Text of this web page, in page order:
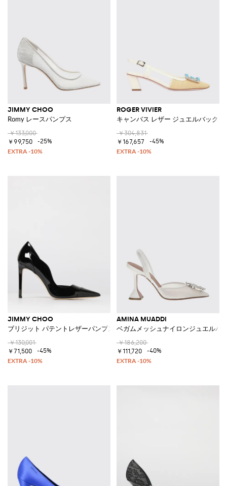
JIMMY CHOO
Romy レースパンプス
￥133,000
￥99,750
-25%
ROGER VIVIER
キャンバス レザー ジュエルバック
￥304,831
￥167,657
-45%
JIMMY CHOO
ブリジット パテントレザーパンプス
￥130,001
￥71,500
-45%
AMINA MUADDI
ベガムメッシュナイロンジュエルバ
￥186,200
￥111,720
-40%